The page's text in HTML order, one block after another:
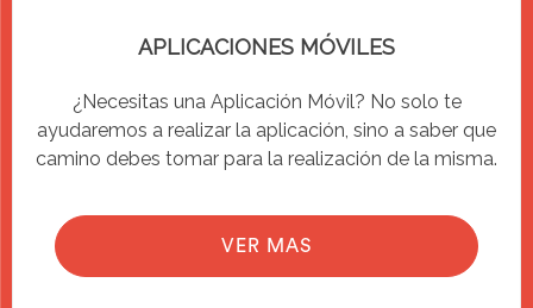
APLICACIONES MÓVILES
¿Necesitas una Aplicación Móvil? No solo te
ayudaremos a realizar la aplicación, sino a saber que
camino debes tomar para la realización de la misma.
VER MAS